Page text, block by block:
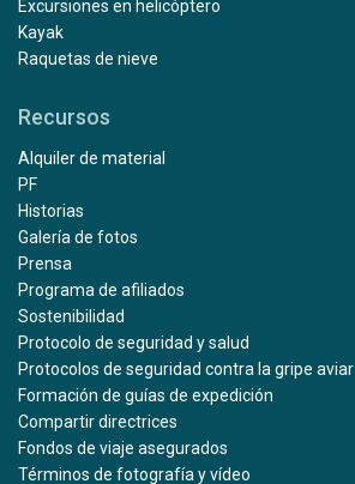
Excursiones en helicóptero
Kayak
Raquetas de nieve
Recursos
Alquiler de material
PF
Historias
Galería de fotos
Prensa
Programa de afiliados
Sostenibilidad
Protocolo de seguridad y salud
Protocolos de seguridad contra la gripe aviar
Formación de guías de expedición
Compartir directrices
Fondos de viaje asegurados
Términos de fotografía y vídeo